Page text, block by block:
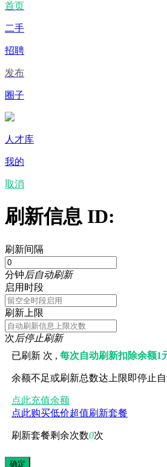
首页
二手
招聘
发布
圈子
人才库
我的
取消
刷新信息 ID:
刷新间隔
分钟后自动刷新
启用时段
刷新上限
次后停止刷新
已刷新 次 ,每次自动刷新扣除余额1
余额不足或刷新总数达上限即停止
点此充值余额
点此购买低价超值刷新套餐
刷新套餐剩余次数0次